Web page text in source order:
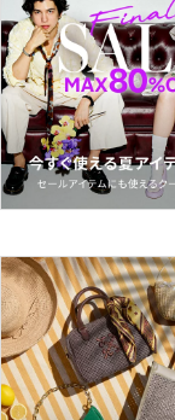
マタニティウェア・ベビ
ー用品
スーツ・フォーマル
水着・スイムグッズ
スキンケア
ベースメイク
メイクアップ